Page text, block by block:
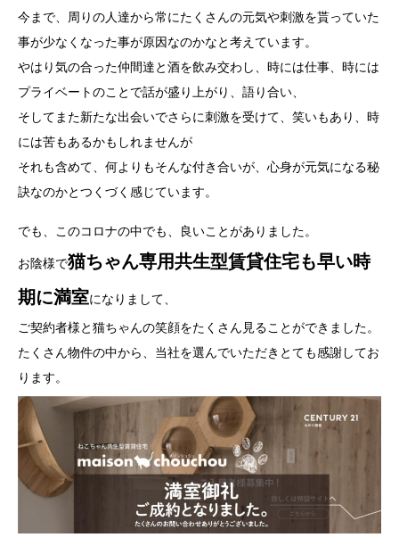
今まで、周りの人達から常にたくさんの元気や刺激を貰っていた
事が少なくなった事が原因なのかなと考えています。
やはり気の合った仲間達と酒を飲み交わし、時には仕事、時には
プライベートのことで話が盛り上がり、語り合い、
そしてまた新たな出会いでさらに刺激を受けて、笑いもあり、時
には苦もあるかもしれませんが
それも含めて、何よりもそんな付き合いが、心身が元気になる秘
訣なのかとつくづく感じています。
でも、このコロナの中でも、良いことがありました。
お陰様で猫ちゃん専用共生型賃貸住宅も早い時
期に満室になりまして、
ご契約者様と猫ちゃんの笑顔をたくさん見ることができました。
たくさん物件の中から、当社を選んでいただきとても感謝してお
ります。